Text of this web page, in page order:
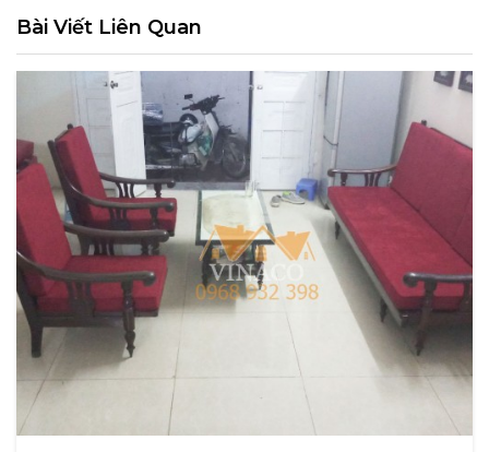
Bài Viết Liên Quan